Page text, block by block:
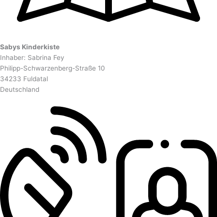
Sabys Kinderkiste
Inhaber: Sabrina Fey
Philipp-Schwarzenberg-Straße 10
34233 Fuldatal
Deutschland